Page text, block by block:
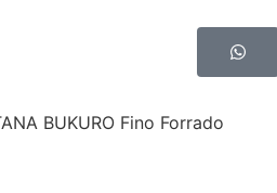
BUKURO Fino Forrado